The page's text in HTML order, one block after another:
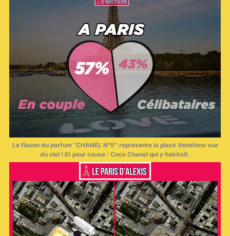
Le flacon du parfum “CHANEL N°5″ représente la place Vendôme vue
du ciel ! Et pour cause : Coco Chanel qui y habitait.